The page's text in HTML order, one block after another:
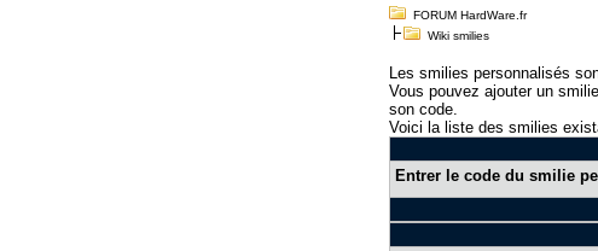
FORUM HardWare.fr
Wiki smilies
Les smilies personnalisés
Vous pouvez ajouter un
son code.
Voici la liste des smilies
Entrer le code du smilie